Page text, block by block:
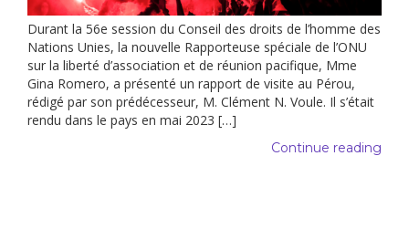
Durant la 56e session du Conseil des droits de l’homme des
Nations Unies, la nouvelle Rapporteuse spéciale de l’ONU
sur la liberté d’association et de réunion pacifique, Mme
Gina Romero, a présenté un rapport de visite au Pérou,
rédigé par son prédécesseur, M. Clément N. Voule. Il s’était
rendu dans le pays en mai 2023 […]
Continue reading